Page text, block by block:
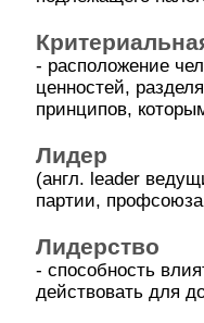
- расположение
ценностей,
принципов,
Лидер
(англ. leader
партии,
Лидерство
- способность
действовать для